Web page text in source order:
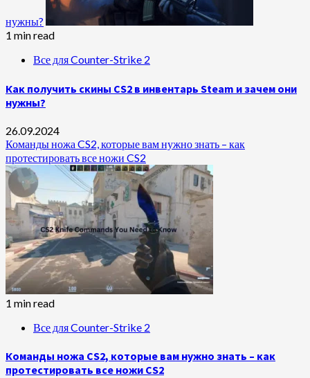
нужны?
1 min read
Все для Counter-Strike 2
Как получить скины CS2 в инвентарь Steam и зачем они
нужны?
26.09.2024
Команды ножа CS2, которые вам нужно знать – как
протестировать все ножи CS2
1 min read
Все для Counter-Strike 2
Команды ножа CS2, которые вам нужно знать – как
протестировать все ножи CS2